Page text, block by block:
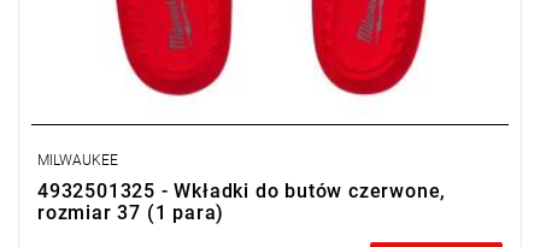
MILWAUKEE
4932501325 - Wkładki do butów czerwone,
rozmiar 37 (1 para)